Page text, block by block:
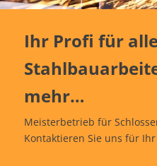
Ihr Profi für
mehr…
Meisterbetrieb für
Kontaktieren Sie uns für